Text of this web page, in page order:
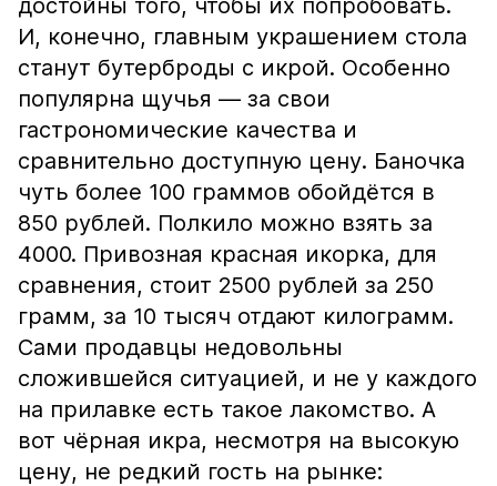
достойны того, чтобы их попробовать.
И, конечно, главным украшением стола
станут бутерброды с икрой. Особенно
популярна щучья — за свои
гастрономические качества и
сравнительно доступную цену. Баночка
чуть более 100 граммов обойдётся в
850 рублей. Полкило можно взять за
4000. Привозная красная икорка, для
сравнения, стоит 2500 рублей за 250
грамм, за 10 тысяч отдают килограмм.
Сами продавцы недовольны
сложившейся ситуацией, и не у каждого
на прилавке есть такое лакомство. А
вот чёрная икра, несмотря на высокую
цену, не редкий гость на рынке: